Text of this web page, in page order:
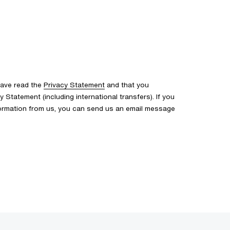
read the Privacy Statement and that you
(including international transfers). If you
from us, you can send us an email message